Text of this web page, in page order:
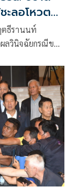
ลอโหวตนา
ตธีรานนท์
ลวินิจฉัยกรณีขอ
สภาเห็นชอบเพื่อ